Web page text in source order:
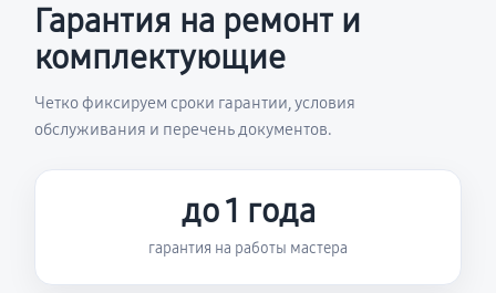
Гарантия на ремонт и
комплектующие
Четко фиксируем сроки гарантии, условия
обслуживания и перечень документов.
до 1 года
гарантия на работы мастера